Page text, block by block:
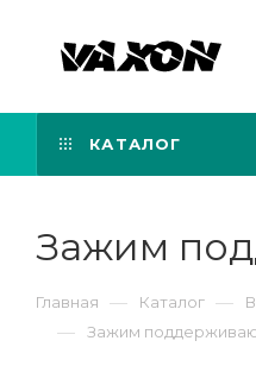
КАТАЛОГ
Зажим
Главная — Каталог —
— Зажим